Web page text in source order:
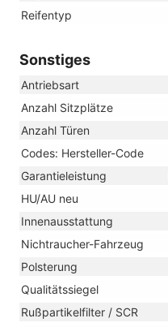
Reifentyp
Sonstiges
Antriebsart
Anzahl Sitzplätze
Anzahl Türen
Codes: Hersteller-Code
Garantieleistung
HU/AU neu
Innenausstattung
Nichtraucher-Fahrzeug
Polsterung
Qualitätssiegel
Rußpartikelfilter / SCR